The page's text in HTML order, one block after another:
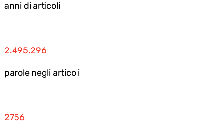
anni di articoli
2.495.296
parole negli articoli
2756